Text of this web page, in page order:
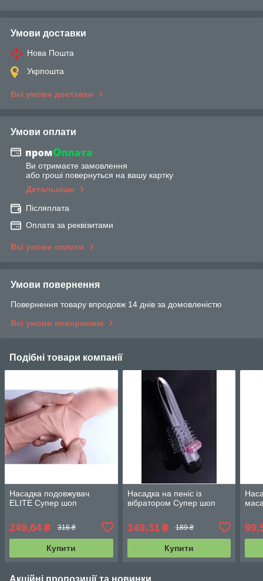
Умови доставки
Нова Пошта
Укрпошта
Всі умови доставки
Умови оплати
Ви отримаєте замовлення
або гроші повернуться на вашу картку
Детальніше
Післяплата
Оплата за реквізитами
Всі умови оплати
Умови повернення
Повернення товару впродовж 14 днів за домовленістю
Всі умови повернення
Подібні товари компанії
Насадка подовжувач
ELITE Супер шоп
249,64 ₴ 316 ₴
Купити
Насадка на пеніс із
вібратором Супер шоп
149,31₴ 189 ₴
Купити
Акційні пропозиції та новинки